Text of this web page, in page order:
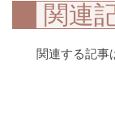
関連
関連する記